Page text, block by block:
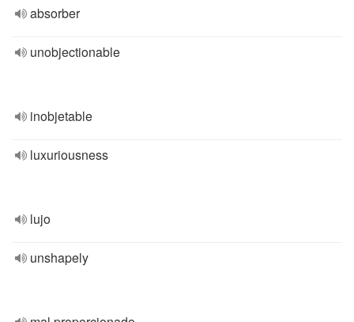
absorber
unobjectionable
inobjetable
luxuriousness
lujo
unshapely